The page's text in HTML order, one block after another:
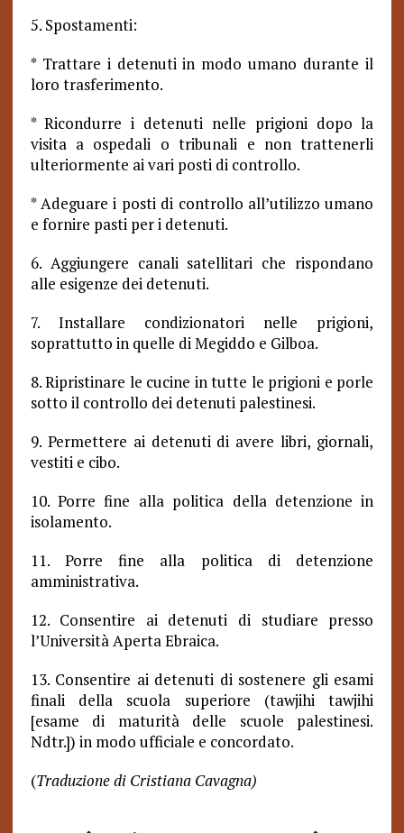
5. Spostamenti:
* Trattare i detenuti in modo umano durante il
loro trasferimento.
* Ricondurre i detenuti nelle prigioni dopo la
visita a ospedali o tribunali e non trattenerli
ulteriormente ai vari posti di controllo.
* Adeguare i posti di controllo all’utilizzo umano
e fornire pasti per i detenuti.
6. Aggiungere canali satellitari che rispondano
alle esigenze dei detenuti.
7. Installare condizionatori nelle prigioni,
soprattutto in quelle di Megiddo e Gilboa.
8. Ripristinare le cucine in tutte le prigioni e porle
sotto il controllo dei detenuti palestinesi.
9. Permettere ai detenuti di avere libri, giornali,
vestiti e cibo.
10. Porre fine alla politica della detenzione in
isolamento.
11. Porre fine alla politica di detenzione
amministrativa.
12. Consentire ai detenuti di studiare presso
l’Università Aperta Ebraica.
13. Consentire ai detenuti di sostenere gli esami
finali della scuola superiore (tawjihitawjihi
[esame di maturità delle scuole palestinesi.
Ndtr.]) in modo ufficiale e concordato.
(Traduzione di Cristiana Cavagna)